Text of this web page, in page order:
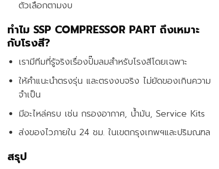
ตัวเลือกตามงบ
ทำไม SSP COMPRESSOR PART ถึงเหมาะ
กับโรงสี?
เรามีทีมที่รู้จริงเรื่องปั๊มลมสำหรับโรงสีโดยเฉพาะ
ให้คำแนะนำตรงรุ่น และตรงงบจริง ไม่ยัดของเกินความ
จำเป็น
มีอะไหล่ครบ เช่น กรองอากาศ, น้ำมัน, Service Kits
ส่งของไวภายใน 24 ชม. ในเขตกรุงเทพฯและปริมณฑล
สรุป